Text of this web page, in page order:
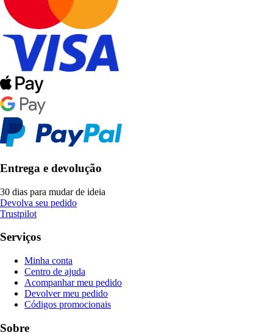
Entrega e devolução
30 dias para mudar de ideia
Devolva seu pedido
Trustpilot
Serviços
Minha conta
Centro de ajuda
Acompanhar meu pedido
Devolver meu pedido
Códigos promocionais
Sobre